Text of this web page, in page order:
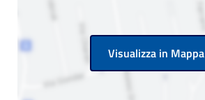
Visualizza in Mappa